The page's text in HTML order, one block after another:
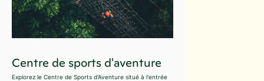
Centre de sports d'aventure
Explorez le Centre de Sports d'Aventure situé à l'entrée